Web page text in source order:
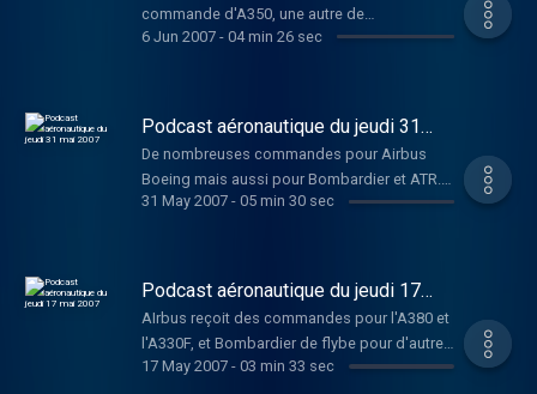
commande d'A350, une autre de
monocoulois et d'A330, Eurocopter ouvre un
pour des 787 et de 737.
6 Jun 2007- 04 min 26 sec
Podcast aéronautique du jeudi 31
mai 2007
De nombreuses commandes pour Airbus
Boeing mais aussi pour Bombardier et ATR.
Début de construction de l'usine Airbus en
31 May 2007- 05 min 30 sec
Podcast aéronautique du jeudi 17
mai 2007
AIrbus reçoit des commandes pour l'A380 et
l'A330F, et Bombardier de flybe pour d'autres
Q400
17 May 2007- 03 min 33 sec